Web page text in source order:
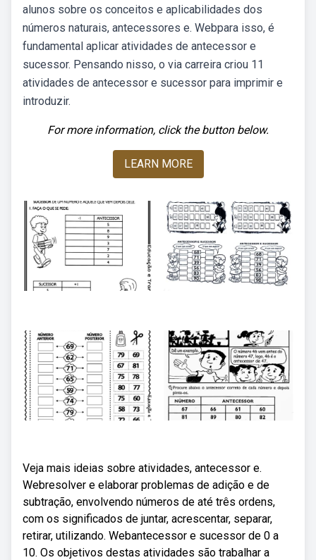
alunos sobre os conceitos e aplicabilidades dos
números naturais, antecessores e. Webpara isso, é
fundamental aplicar atividades de antecessor e
sucessor. Pensando nisso, o via carreira criou 11
atividades de antecessor e sucessor para imprimir e
introduzir.
For more information, click the button below.
LEARN MORE
Veja mais ideias sobre atividades, antecessor e.
Webresolver e elaborar problemas de adição e de
subtração, envolvendo números de até três ordens,
com os significados de juntar, acrescentar, separar,
retirar, utilizando. Webantecessor e sucessor de 0 a
10. Os objetivos destas atividades são trabalhar a